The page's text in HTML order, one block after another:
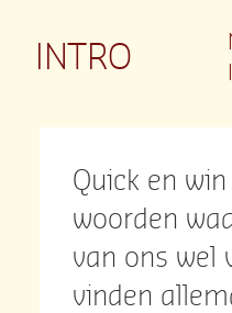
INTRO
Quick en
woorden
van ons wel
vinden